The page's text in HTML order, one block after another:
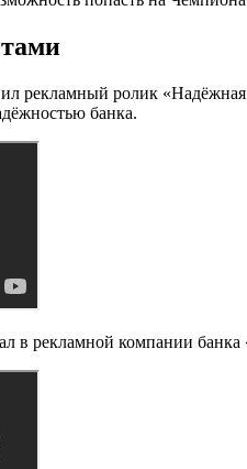
рекламный ролик
банка.
в рекламной компании